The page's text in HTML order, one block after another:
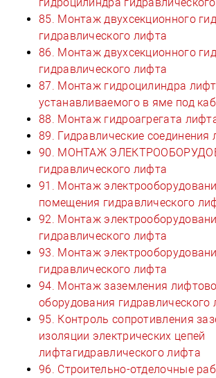
85. Монтаж двухсекционного
гидравлического лифта
86. Монтаж двухсекционного
гидравлического лифта
87. Монтаж гидроцилиндра
устанавливаемого в яме под
88. Монтаж гидроагрегата
89. Гидравлические соединения
90. МОНТАЖ
гидравлического лифта
91. Монтаж
помещения гидравлического
92. Монтаж
гидравлического лифта
93. Монтаж
гидравлического лифта
94. Монтаж заземления
оборудования гидравлического
95. Контроль сопротивления
изоляции электрических цепей
лифтагидравлического лифта
96. Строительно-отделочные